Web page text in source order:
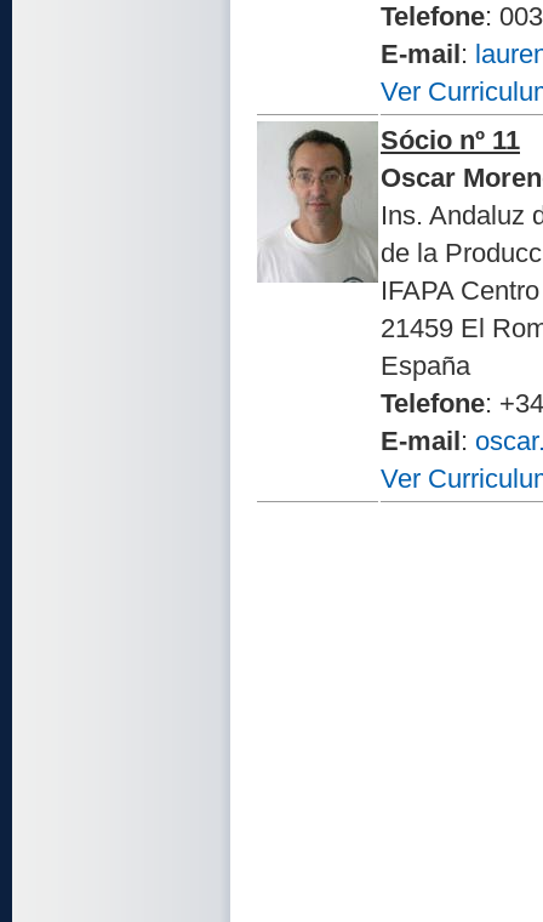
Telefone:
E-mail:
Ver
Sócio nº 11
Oscar
Ins. Andaluz
de la
IFAPA
21459 El
España
Telefone:
E-mail:
Ver